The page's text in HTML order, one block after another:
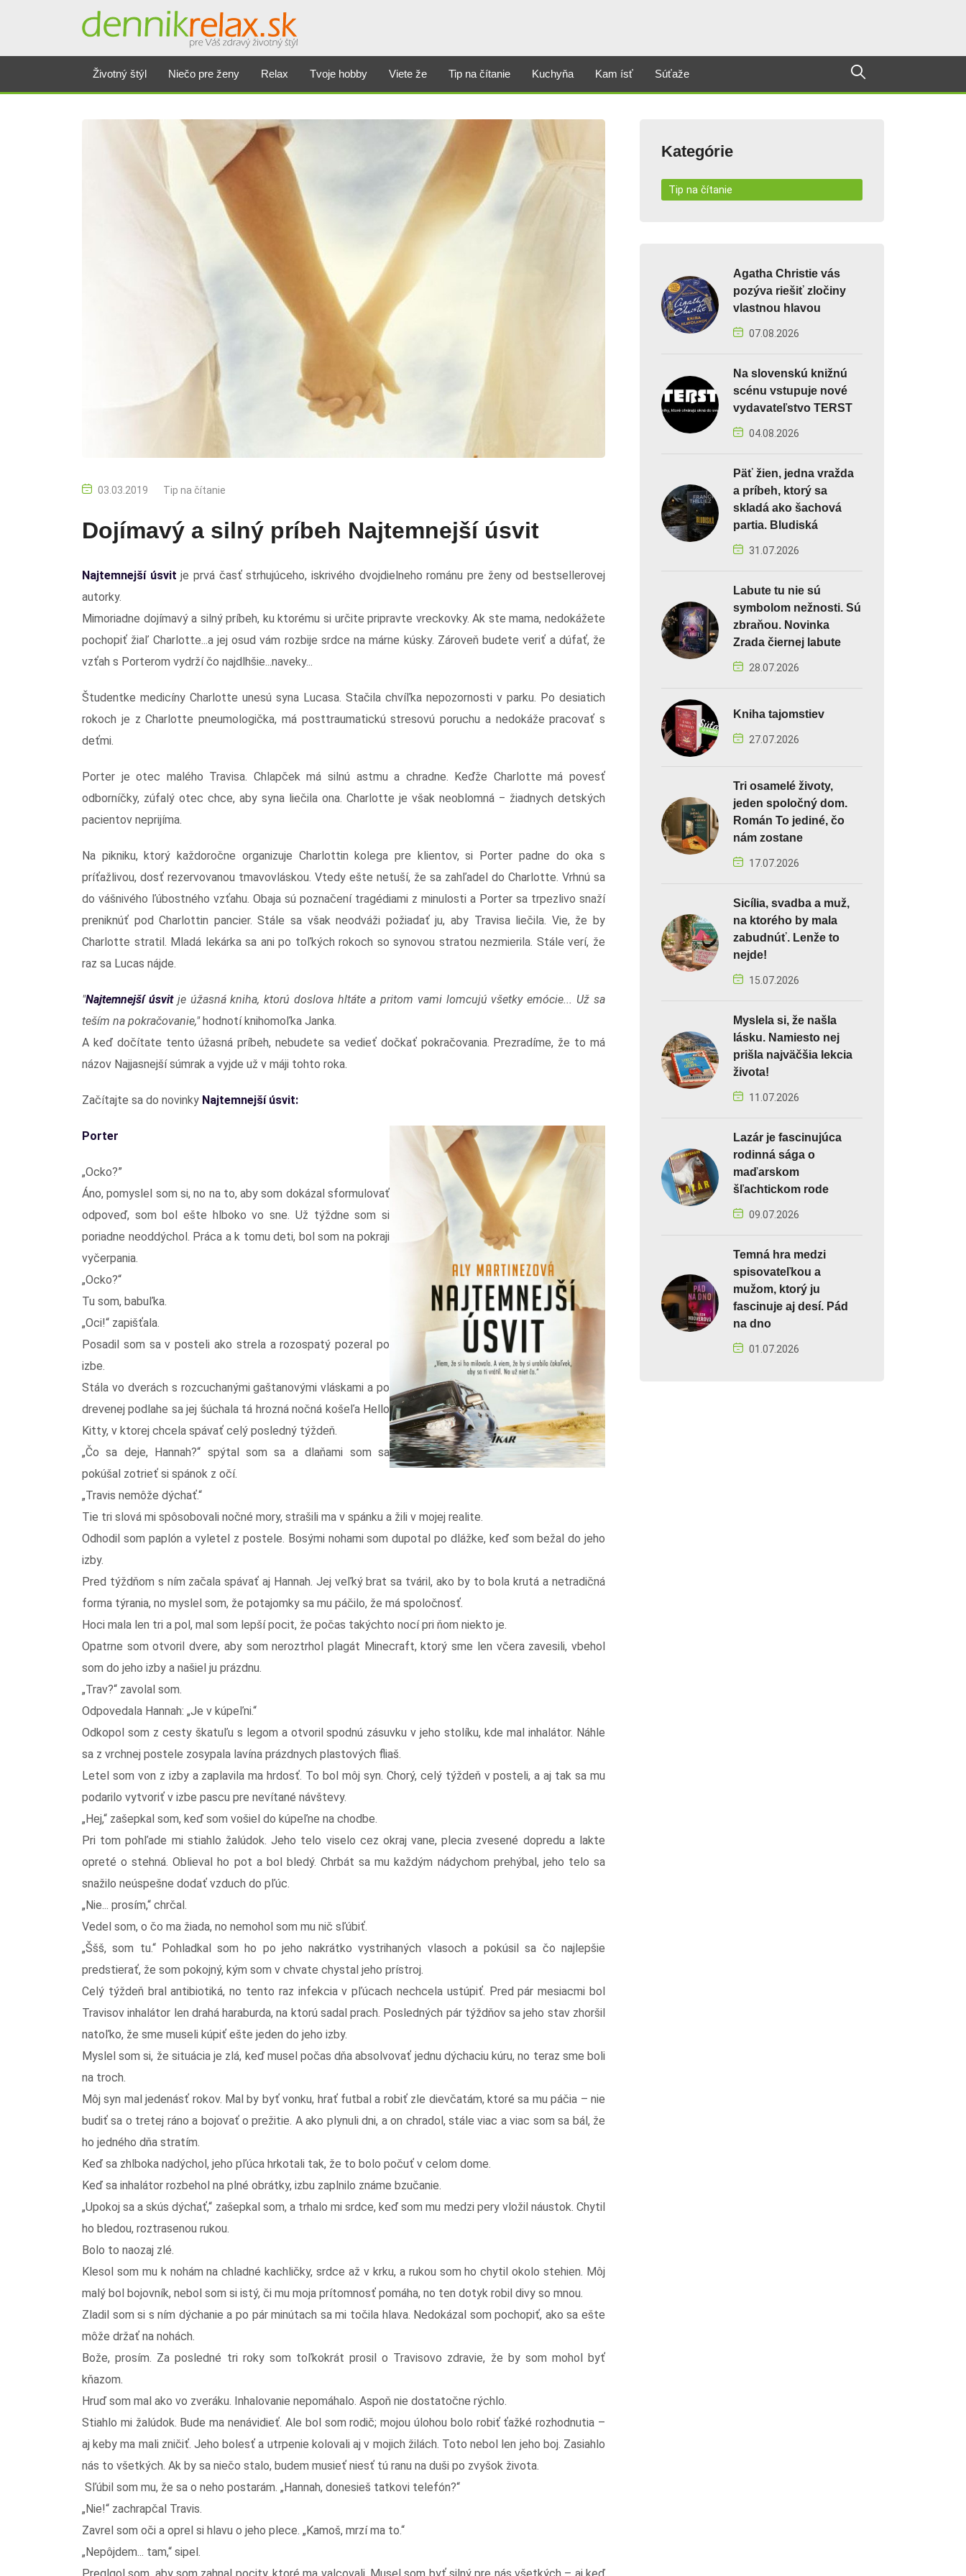
Životný štýl Niečo pre ženy Relax Tvoje hobby Viete že Tip na čítanie Kuchyňa Kam ísť Súťaže
03.03.2019 Tip na čítanie
Dojímavý a silný príbeh Najtemnejší úsvit
Najtemnejší úsvit je prvá časť strhujúceho, iskrivého dvojdielneho románu pre ženy od bestsellerovej
autorky.
Mimoriadne dojímavý a silný príbeh, ku ktorému si určite pripravte vreckovky. Ak ste mama, nedokážete
pochopiť žiaľ Charlotte...a jej osud vám rozbije srdce na márne kúsky. Zároveň budete veriť a dúfať, že
vzťah s Porterom vydrží čo najdlhšie...naveky...
Študentke medicíny Charlotte unesú syna Lucasa. Stačila chvíľka nepozornosti v parku. Po desiatich
rokoch je z Charlotte pneumologička, má posttraumatickú stresovú poruchu a nedokáže pracovať s
deťmi.
Porter je otec malého Travisa. Chlapček má silnú astmu a chradne. Keďže Charlotte má povesť
odborníčky, zúfalý otec chce, aby syna liečila ona. Charlotte je však neoblomná ‒ žiadnych detských
pacientov neprijíma.
Na pikniku, ktorý každoročne organizuje Charlottin kolega pre klientov, si Porter padne do oka s
príťažlivou, dosť rezervovanou tmavovláskou. Vtedy ešte netuší, že sa zahľadel do Charlotte. Vrhnú sa
do vášnivého ľúbostného vzťahu. Obaja sú poznačení tragédiami z minulosti a Porter sa trpezlivo snaží
preniknúť pod Charlottin pancier. Stále sa však neodváži požiadať ju, aby Travisa liečila. Vie, že by
Charlotte stratil. Mladá lekárka sa ani po toľkých rokoch so synovou stratou nezmierila. Stále verí, že
raz sa Lucas nájde.
"Najtemnejší úsvitje úžasná kniha, ktorú doslova hltáte a pritom vami lomcujú všetky emócie... Už sa
teším na pokračovanie,"hodnotí knihomoľka Janka.
A keď dočítate tento úžasná príbeh, nebudete sa vedieť dočkať pokračovania. Prezradíme, že to má
názov Najjasnejší súmrak a vyjde už v máji tohto roka.
Začítajte sa do novinky Najtemnejší úsvit:
Porter
„Ocko?”
Áno, pomyslel som si, no na to, aby som dokázal sformulovať
odpoveď, som bol ešte hlboko vo sne. Už týždne som si
poriadne neoddýchol. Práca a k tomu deti, bol som na pokraji
vyčerpania.
„Ocko?“
Tu som, babuľka.
„Oci!“ zapišťala.
Posadil som sa v posteli ako strela a rozospatý pozeral po
izbe.
Stála vo dverách s rozcuchanými gaštanovými vláskami a po
drevenej podlahe sa jej šúchala tá hrozná nočná košeľa Hello
Kitty, v ktorej chcela spávať celý posledný týždeň.
„Čo sa deje, Hannah?“ spýtal som sa a dlaňami som sa
pokúšal zotrieť si spánok z očí.
„Travis nemôže dýchať.“
Tie tri slová mi spôsobovali nočné mory, strašili ma v spánku a žili v mojej realite.
Odhodil som paplón a vyletel z postele. Bosými nohami som dupotal po dlážke, keď som bežal do jeho
izby.
Pred týždňom s ním začala spávať aj Hannah. Jej veľký brat sa tváril, ako by to bola krutá a netradičná
forma týrania, no myslel som, že potajomky sa mu páčilo, že má spoločnosť.
Hoci mala len tri a pol, mal som lepší pocit, že počas takýchto nocí pri ňom niekto je.
Opatrne som otvoril dvere, aby som neroztrhol plagát Minecraft, ktorý sme len včera zavesili, vbehol
som do jeho izby a našiel ju prázdnu.
„Trav?“ zavolal som.
Odpovedala Hannah: „Je v kúpeľni.“
Odkopol som z cesty škatuľu s legom a otvoril spodnú zásuvku v jeho stolíku, kde mal inhalátor. Náhle
sa z vrchnej postele zosypala lavína prázdnych plastových fliaš.
Letel som von z izby a zaplavila ma hrdosť. To bol môj syn. Chorý, celý týždeň v posteli, a aj tak sa mu
podarilo vytvoriť v izbe pascu pre nevítané návštevy.
„Hej,“ zašepkal som, keď som vošiel do kúpeľne na chodbe.
Pri tom pohľade mi stiahlo žalúdok. Jeho telo viselo cez okraj vane, plecia zvesené dopredu a lakte
opreté o stehná. Oblieval ho pot a bol bledý. Chrbát sa mu každým nádychom prehýbal, jeho telo sa
snažilo neúspešne dodať vzduch do pľúc.
„Nie... prosím,“ chrčal.
Vedel som, o čo ma žiada, no nemohol som mu nič sľúbiť.
„Ššš, som tu.“ Pohladkal som ho po jeho nakrátko vystrihaných vlasoch a pokúsil sa čo najlepšie
predstierať, že som pokojný, kým som v chvate chystal jeho prístroj.
Celý týždeň bral antibiotiká, no tento raz infekcia v pľúcach nechcela ustúpiť. Pred pár mesiacmi bol
Travisov inhalátor len drahá haraburda, na ktorú sadal prach. Posledných pár týždňov sa jeho stav zhoršil
natoľko, že sme museli kúpiť ešte jeden do jeho izby.
Myslel som si, že situácia je zlá, keď musel počas dňa absolvovať jednu dýchaciu kúru, no teraz sme boli
na troch.
Môj syn mal jedenásť rokov. Mal by byť vonku, hrať futbal a robiť zle dievčatám, ktoré sa mu páčia – nie
budiť sa o tretej ráno a bojovať o prežitie. A ako plynuli dni, a on chradol, stále viac a viac som sa bál, že
ho jedného dňa stratím.
Keď sa zhlboka nadýchol, jeho pľúca hrkotali tak, že to bolo počuť v celom dome.
Keď sa inhalátor rozbehol na plné obrátky, izbu zaplnilo známe bzučanie.
„Upokoj sa a skús dýchať,“ zašepkal som, a trhalo mi srdce, keď som mu medzi pery vložil náustok. Chytil
ho bledou, roztrasenou rukou.
Bolo to naozaj zlé.
Klesol som mu k nohám na chladné kachličky, srdce až v krku, a rukou som ho chytil okolo stehien. Môj
malý bol bojovník, nebol som si istý, či mu moja prítomnosť pomáha, no ten dotyk robil divy so mnou.
Zladil som si s ním dýchanie a po pár minútach sa mi točila hlava. Nedokázal som pochopiť, ako sa ešte
môže držať na nohách.
Bože, prosím. Za posledné tri roky som toľkokrát prosil o Travisovo zdravie, že by som mohol byť
kňazom.
Hruď som mal ako vo zveráku. Inhalovanie nepomáhalo. Aspoň nie dostatočne rýchlo.
Stiahlo mi žalúdok. Bude ma nenávidieť. Ale bol som rodič; mojou úlohou bolo robiť ťažké rozhodnutia –
aj keby ma mali zničiť. Jeho bolesť a utrpenie kolovali aj v mojich žilách. Toto nebol len jeho boj. Zasiahlo
nás to všetkých. Ak by sa niečo stalo, budem musieť niesť tú ranu na duši po zvyšok života.
Sľúbil som mu, že sa o neho postarám. „Hannah, donesieš tatkovi telefón?“
„Nie!“ zachrapčal Travis.
Zavrel som oči a oprel si hlavu o jeho plece. „Kamoš, mrzí ma to.“
„Nepôjdem... tam,“ sipel.
Kategórie
Tip na čítanie
Agatha Christie vás
pozýva riešiť zločiny
vlastnou hlavou
07.08.2026
Na slovenskú knižnú
scénu vstupuje nové
vydavateľstvo TERST
04.08.2026
Päť žien, jedna vražda
a príbeh, ktorý sa
skladá ako šachová
partia. Bludiská
31.07.2026
Labute tu nie sú
symbolom nežnosti. Sú
zbraňou. Novinka
Zrada čiernej labute
28.07.2026
Kniha tajomstiev
27.07.2026
Tri osamelé životy,
jeden spoločný dom.
Román To jediné, čo
nám zostane
17.07.2026
Sicília, svadba a muž,
na ktorého by mala
zabudnúť. Lenže to
nejde!
15.07.2026
Myslela si, že našla
lásku. Namiesto nej
prišla najväčšia lekcia
života!
11.07.2026
Lazár je fascinujúca
rodinná sága o
maďarskom
šľachtickom rode
09.07.2026
Temná hra medzi
spisovateľkou a
mužom, ktorý ju
fascinuje aj desí. Pád
na dno
01.07.2026